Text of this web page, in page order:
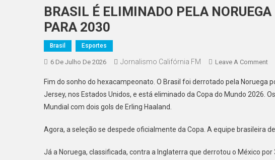
BRASIL É ELIMINADO PELA
PARA 2030
Brasil Esportes
6 De Julho De 2026 Jornalismo Califórnia FM Leave A CommentOn
É
E
Fim do sonho do hexacampeonato. O Brasil foi derrotado pela Noruega
Jersey, nos Estados Unidos, e está eliminado da Copa do Mundo 2026.
Mundial com dois gols de Erling Haaland.
Agora, a seleção se despede oficialmente da Copa. A equipe brasileira
Já a Noruega, classificada, contra a Inglaterra que derrotou o México por